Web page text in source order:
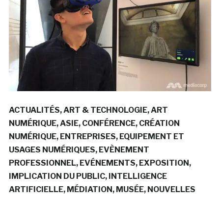
ACTUALITÉS ART & TECHNOLOGIE ART
NUMÉRIQUE ASIE CONFÉRENCE CRÉATION
NUMÉRIQUE ENTREPRISES EQUIPEMENT ET
USAGES NUMÉRIQUES EVÈNEMENT
PROFESSIONNEL EVÉNEMENTS EXPOSITION
IMPLICATION DU PUBLIC INTELLIGENCE
ARTIFICIELLE MÉDIATION MUSÉE NOUVELLES